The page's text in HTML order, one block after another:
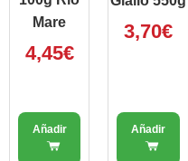
Mare
4,45€
3,70€